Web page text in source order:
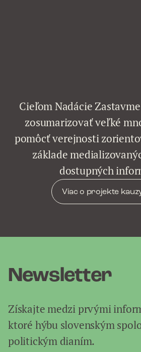
Cieľom Nadácie
zosumarizovať veľké
pomôcť verejnosti
základe
dostupných
Viac o projekte
Newsletter
Získajte medzi prvými
ktoré hýbu slovenským
politickým dianím.